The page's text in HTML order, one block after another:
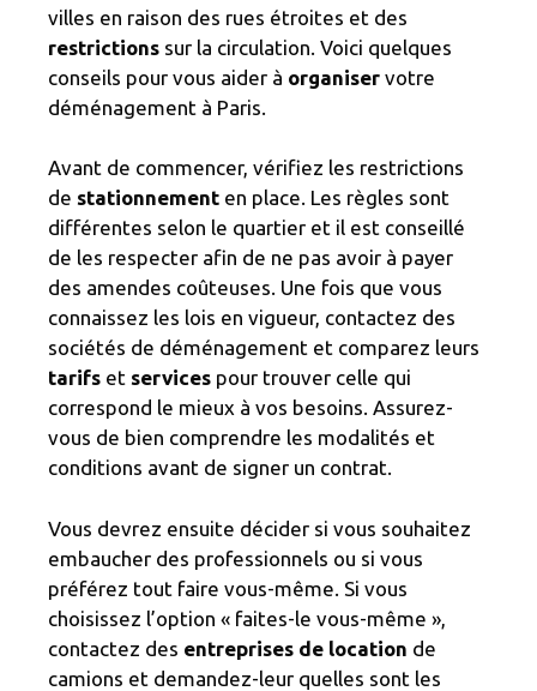
villes en raison des rues étroites et des
restrictions sur la circulation. Voici quelques
conseils pour vous aider à organiser votre
déménagement à Paris.
Avant de commencer, vérifiez les restrictions
de stationnement en place. Les règles sont
différentes selon le quartier et il est conseillé
de les respecter afin de ne pas avoir à payer
des amendes coûteuses. Une fois que vous
connaissez les lois en vigueur, contactez des
sociétés de déménagement et comparez leurs
tarifs et services pour trouver celle qui
correspond le mieux à vos besoins. Assurez-
vous de bien comprendre les modalités et
conditions avant de signer un contrat.
Vous devrez ensuite décider si vous souhaitez
embaucher des professionnels ou si vous
préférez tout faire vous-même. Si vous
choisissez l’option « faites-le vous-même »,
contactez des entreprises de location de
camions et demandez-leur quelles sont les